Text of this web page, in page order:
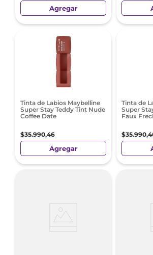
Agregar
Tinta de Labios Maybelline
Super Stay Teddy Tint Nude
Coffee Date
$35.990,46
Agregar
Tinta de
Super
Faux
$35.990,